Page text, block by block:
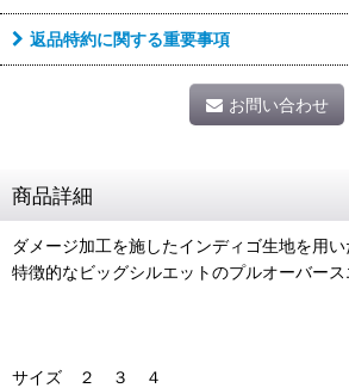
返品特約に関する重要事項
お問い合わせ
商品詳細
ダメージ加工を施したインディゴ生地を用
特徴的なビッグシルエットのプルオーバース
サイズ ２ ３ ４